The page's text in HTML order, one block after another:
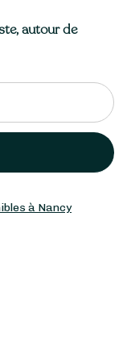
autour de
à Nancy